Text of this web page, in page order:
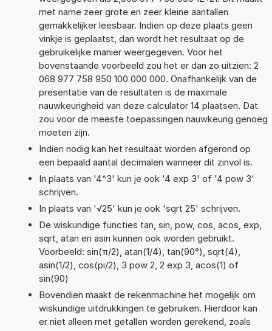
met name zeer grote en zeer kleine aantallen
gemakkelijker leesbaar. Indien op deze plaats geen
vinkje is geplaatst, dan wordt het resultaat op de
gebruikelijke manier weergegeven. Voor het
bovenstaande voorbeeld zou het er dan zo uitzien: 2
068 977 758 950 100 000 000. Onafhankelijk van de
presentatie van de resultaten is de maximale
nauwkeurigheid van deze calculator 14 plaatsen. Dat
zou voor de meeste toepassingen nauwkeurig genoeg
moeten zijn.
Indien nodig kan het resultaat worden afgerond op
een bepaald aantal decimalen wanneer dit zinvol is.
In plaats van '4^3' kun je ook '4 exp 3' of '4 pow 3'
schrijven.
In plaats van '√25' kun je ook 'sqrt 25' schrijven.
De wiskundige functies tan, sin, pow, cos, acos, exp,
sqrt, atan en asin kunnen ook worden gebruikt.
Voorbeeld: sin(π/2), atan(1/4), tan(90°), sqrt(4),
asin(1/2), cos(pi/2), 3 pow 2, 2 exp 3, acos(1) of
sin(90)
Bovendien maakt de rekenmachine het mogelijk om
wiskundige uitdrukkingen te gebruiken. Hierdoor kan
er niet alleen met getallen worden gerekend, zoals